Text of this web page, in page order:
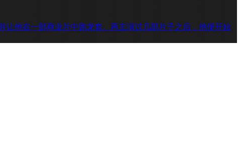
让他在一部商业片中跑龙套。再主演过几部片子之后，他便开始